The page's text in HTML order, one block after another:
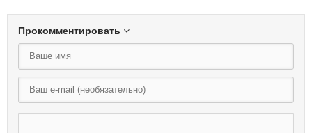
Прокомментировать